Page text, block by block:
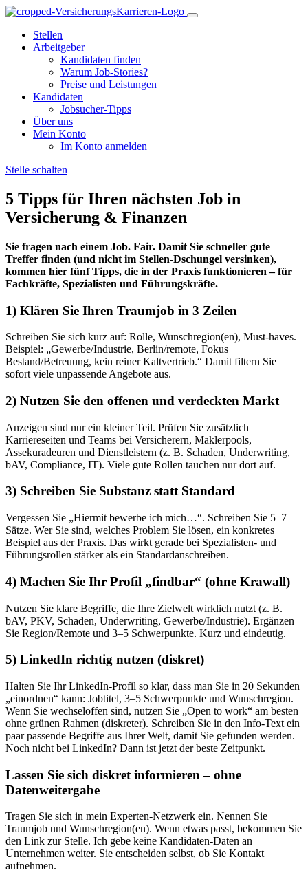
Stellen
Arbeitgeber
Kandidaten finden
Warum Job-Stories?
Preise und Leistungen
Kandidaten
Jobsucher-Tipps
Über uns
Mein Konto
Im Konto anmelden
Stelle schalten
5 Tipps für Ihren nächsten Job in
Versicherung & Finanzen
Sie fragen nach einem Job. Fair. Damit Sie schneller gute
Treffer finden (und nicht im Stellen-Dschungel versinken),
kommen hier fünf Tipps, die in der Praxis funktionieren – für
Fachkräfte, Spezialisten und Führungskräfte.
1) Klären Sie Ihren Traumjob in 3 Zeilen
Schreiben Sie sich kurz auf: Rolle, Wunschregion(en), Must-haves.
Beispiel: „Gewerbe/Industrie, Berlin/remote, Fokus
Bestand/Betreuung, kein reiner Kaltvertrieb.“ Damit filtern Sie
sofort viele unpassende Angebote aus.
2) Nutzen Sie den offenen und verdeckten Markt
Anzeigen sind nur ein kleiner Teil. Prüfen Sie zusätzlich
Karriereseiten und Teams bei Versicherern, Maklerpools,
Assekuradeuren und Dienstleistern (z. B. Schaden, Underwriting,
bAV, Compliance, IT). Viele gute Rollen tauchen nur dort auf.
3) Schreiben Sie Substanz statt Standard
Vergessen Sie „Hiermit bewerbe ich mich…“. Schreiben Sie 5–7
Sätze. Wer Sie sind, welches Problem Sie lösen, ein konkretes
Beispiel aus der Praxis. Das wirkt gerade bei Spezialisten- und
Führungsrollen stärker als ein Standardanschreiben.
4) Machen Sie Ihr Profil „findbar“ (ohne Krawall)
Nutzen Sie klare Begriffe, die Ihre Zielwelt wirklich nutzt (z. B.
bAV, PKV, Schaden, Underwriting, Gewerbe/Industrie). Ergänzen
Sie Region/Remote und 3–5 Schwerpunkte. Kurz und eindeutig.
5) LinkedIn richtig nutzen (diskret)
Halten Sie Ihr LinkedIn-Profil so klar, dass man Sie in 20 Sekunden
„einordnen“ kann: Jobtitel, 3–5 Schwerpunkte und Wunschregion.
Wenn Sie wechseloffen sind, nutzen Sie „Open to work“ am besten
ohne grünen Rahmen (diskreter). Schreiben Sie in den Info-Text ein
paar passende Begriffe aus Ihrer Welt, damit Sie gefunden werden.
Noch nicht bei LinkedIn? Dann ist jetzt der beste Zeitpunkt.
Lassen Sie sich diskret informieren – ohne
Datenweitergabe
Tragen Sie sich in mein Experten-Netzwerk ein. Nennen Sie
Traumjob und Wunschregion(en). Wenn etwas passt, bekommen Sie
den Link zur Stelle. Ich gebe keine Kandidaten-Daten an
Unternehmen weiter. Sie entscheiden selbst, ob Sie Kontakt
aufnehmen.